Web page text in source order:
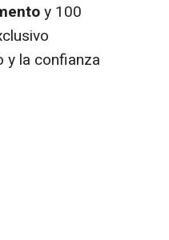
y 100
y la confianza